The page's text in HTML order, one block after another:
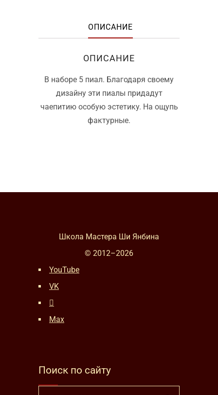
ОПИСАНИЕ
ОПИСАНИЕ
В наборе 5 пиал. Благодаря своему
дизайну эти пиалы придадут
чаепитию особую эстетику. На ощупь
фактурные.
Школа Мастера Ши Янбина
© 2012–2026
YouTube
VK
Max
Поиск по сайту